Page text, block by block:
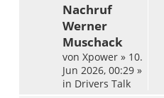
Nachruf
Werner
Muschack
von Xpower » 10.
Jun 2026, 00:29 »
in Drivers Talk